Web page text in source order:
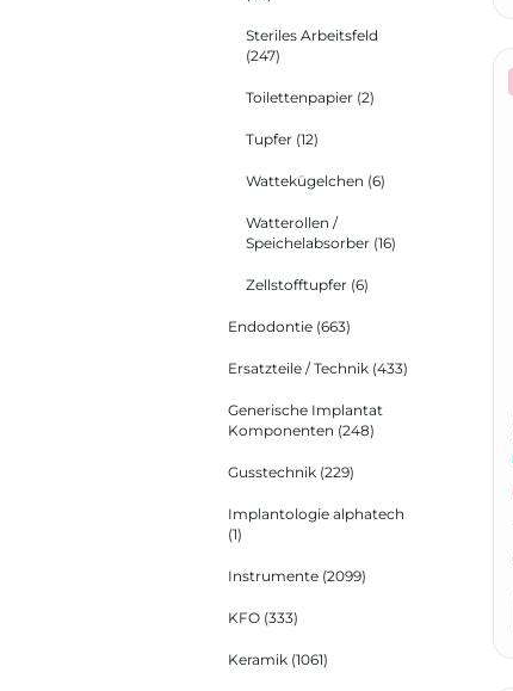
Steriles Arbeitsfeld
(247)
Toilettenpapier (2)
Tupfer (12)
Wattekügelchen (6)
Watterollen /
Speichelabsorber (16)
Zellstofftupfer (6)
Endodontie (663)
Ersatzteile / Technik (433)
Generische Implantat
Komponenten (248)
Gusstechnik (229)
Implantologie alphatech
(1)
Instrumente (2099)
KFO (333)
Keramik (1061)